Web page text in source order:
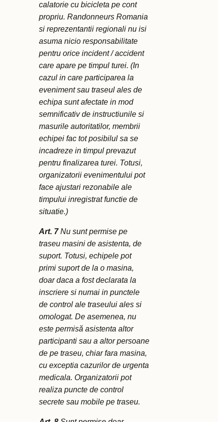
calatorie cu bicicleta pe cont
propriu. Randonneurs Romania
si reprezentantii regionali nu isi
asuma nicio responsabilitate
pentru orice incident / accident
care apare pe timpul turei. (In
cazul in care participarea la
eveniment sau traseul ales de
echipa sunt afectate in mod
semnificativ de instructiunile si
masurile autoritatilor, membrii
echipei fac tot posibilul sa se
incadreze in timpul prevazut
pentru finalizarea turei. Totusi,
organizatorii evenimentului pot
face ajustari rezonabile ale
timpului inregistrat functie de
situatie.)
Art. 7Nu sunt permise pe
traseu masini de asistenta, de
suport. Totusi, echipele pot
primi suport de la o masina,
doar daca a fost declarata la
inscriere si numai in punctele
de control ale traseului ales si
omologat. De asemenea, nu
este permisă asistenta altor
participanti sau a altor persoane
de pe traseu, chiar fara masina,
cu exceptia cazurilor de urgenta
medicala. Organizatorii pot
realiza puncte de control
secrete sau mobile pe traseu.